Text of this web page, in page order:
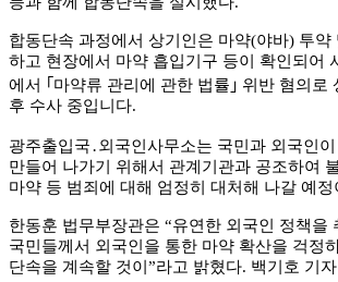
합동단속 과정에서 상기인은 마약(야바) 투약
하고 현장에서 마약 흡입기구 등이 확인되어
에서 ｢ 마약류 관리에 관한 법률 ｣ 위반 혐의로
후 수사 중입니다.
광주출입국․외국인사무소는 국민과 외국인
만들어 나가기 위해서 관계기관과 공조하여
마약 등 범죄에 대해 엄정히 대처해 나갈 예정
한동훈 법무부장관은 “유연한 외국인 정책을
국민들께서 외국인을 통한 마약 확산을 걱정
단속을 계속할 것이”라고 밝혔다. 백기호 기자